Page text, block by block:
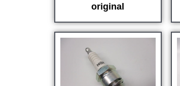
original